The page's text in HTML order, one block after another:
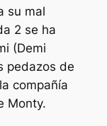
su mal
2 se ha
(Demi
pedazos de
compañía
Monty.